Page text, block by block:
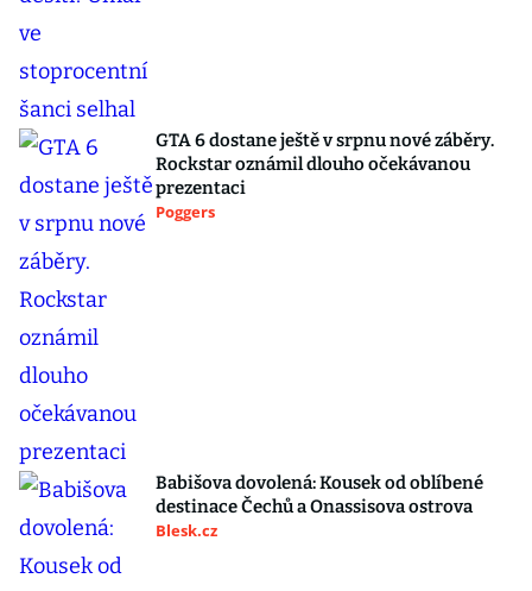
GTA 6 dostane ještě v srpnu nové záběry.
Rockstar oznámil dlouho očekávanou
prezentaci
Poggers
Babišova dovolená: Kousek od oblíbené
destinace Čechů a Onassisova ostrova
Blesk.cz